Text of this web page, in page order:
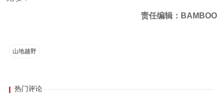
责任编辑：BAMBOO
山地越野
热门评论